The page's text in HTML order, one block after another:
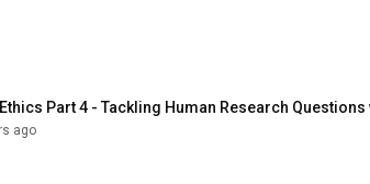
Part 4 - Tackling Human Research Questions
ago